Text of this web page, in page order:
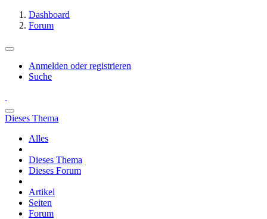
Dashboard
Forum
Anmelden oder registrieren
Suche
Dieses Thema
Alles
Dieses Thema
Dieses Forum
Artikel
Seiten
Forum